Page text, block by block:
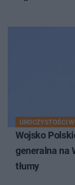
UROCZYSTOŚCI
Wojsko
generalna na
tłumy